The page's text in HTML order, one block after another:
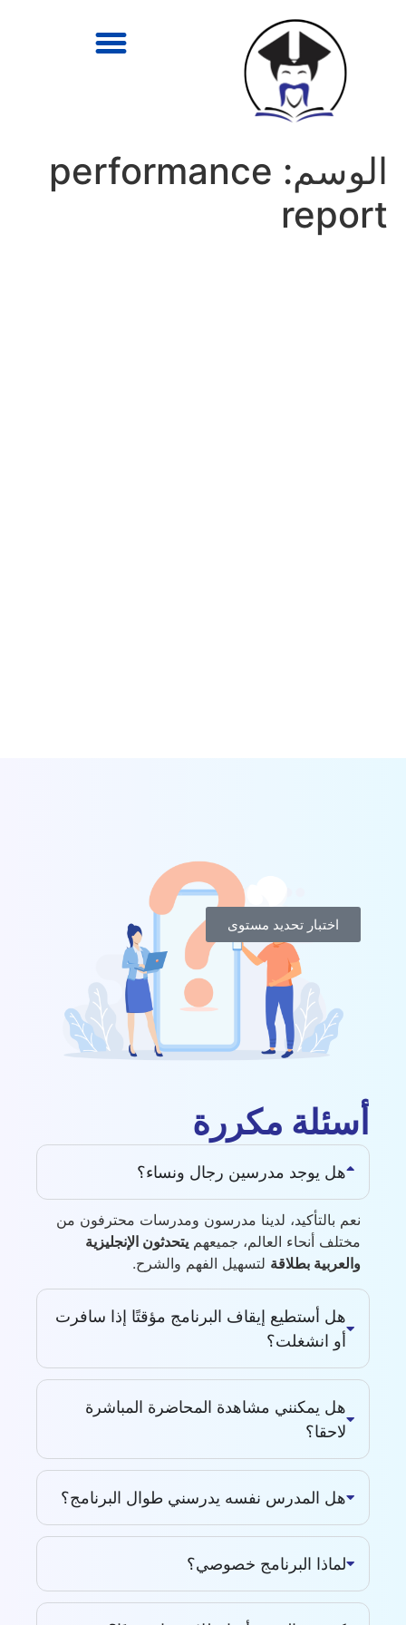
اختبار تحديد مستوى
الوسم: performance
report
أسئلة مكررة
هل يوجد مدرسين رجال ونساء؟
نعم بالتأكيد، لدينا مدرسون ومدرسات محترفون من
مختلف أنحاء العالم، جميعهم يتحدثون الإنجليزية
والعربية بطلاقة لتسهيل الفهم والشرح.
هل أستطيع إيقاف البرنامج مؤقتًا إذا سافرت
أو انشغلت؟
هل يمكنني مشاهدة المحاضرة المباشرة
لاحقا؟
هل المدرس نفسه يدرسني طوال البرنامج؟
لماذا البرنامج خصوصي؟